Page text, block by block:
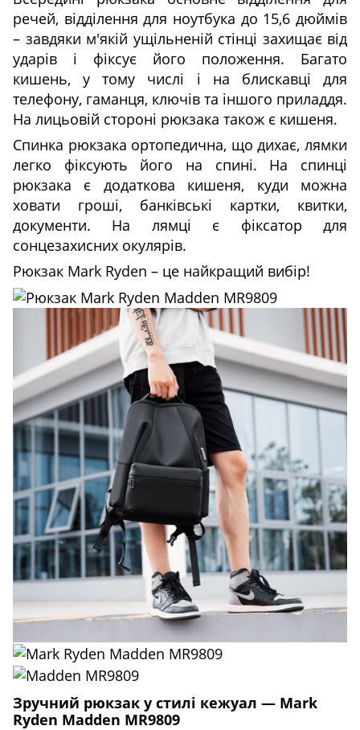
речей, відділення для ноутбука до 15,6 дюймів
– завдяки м'якій ущільненій стінці захищає від
ударів і фіксує його положення. Багато
кишень, у тому числі і на блискавці для
телефону, гаманця, ключів та іншого приладдя.
На лицьовій стороні рюкзака також є кишеня.
Спинка рюкзака ортопедична, що дихає, лямки
легко фіксують його на спині. На спинці
рюкзака є додаткова кишеня, куди можна
ховати гроші, банківські картки, квитки,
документи. На лямці є фіксатор для
сонцезахисних окулярів.
Рюкзак Mark Ryden – це найкращий вибір!
Зручний рюкзак у стилі кежуал — Mark
Ryden Madden MR9809